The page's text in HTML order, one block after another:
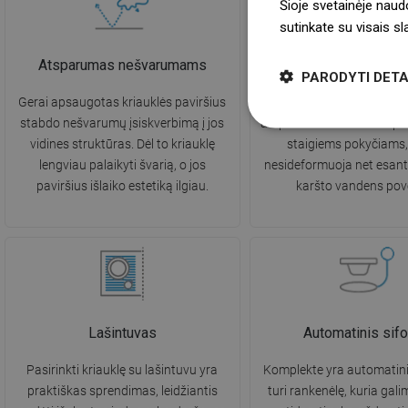
Atsparumas nešvarumams
Gerai apsaugotas kriauklės paviršius
stabdo nešvarumų įsiskverbimą į jos
vidines struktūras. Dėl to kriauklę
lengviau palaikyti švarią, o jos
paviršius išlaiko estetiką ilgiau.
Atsparumas aukštai
atsparumu aukštai
staigiems
nesideformuoja net
karšto vandens
Lašintuvas
Pasirinkti kriauklę su lašintuvu yra
praktiškas sprendimas, leidžiantis
Automatinis
Komplekte yra
turi rankenėlę, kuria
Šioje svetainėje
sutinkate su visais
PARODYTI